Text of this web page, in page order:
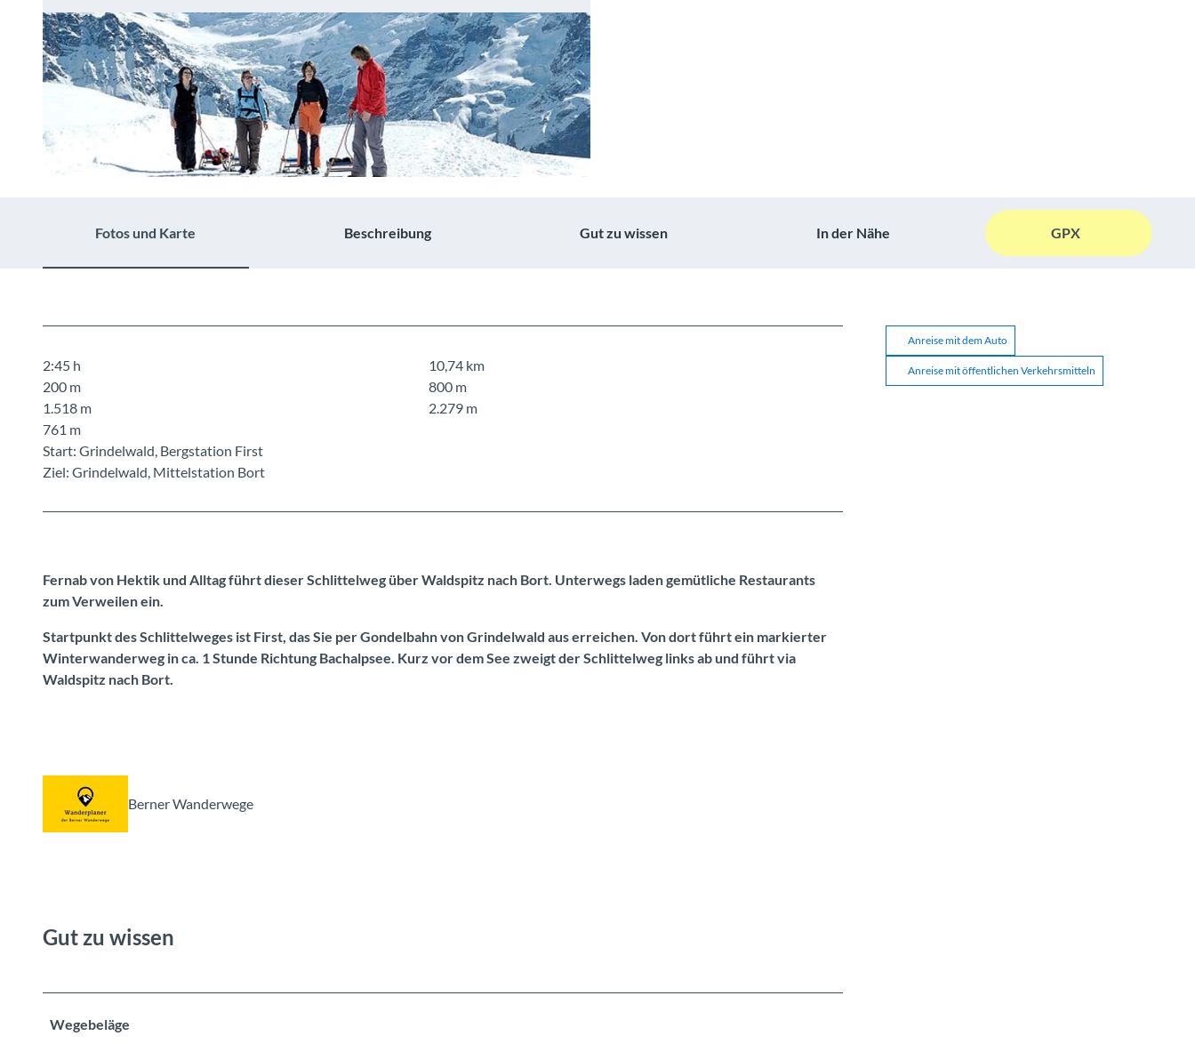
Fotos und Karte Beschreibung Gut zu wissen In der Nähe GPX
2:45 h
10,74 km
200 m
800 m
1.518 m
2.279 m
761 m
Start: Grindelwald, Bergstation First
Ziel: Grindelwald, Mittelstation Bort
Fernab von Hektik und Alltag führt dieser Schlittelweg über Waldspitz nach Bort. Unterwegs laden gemütliche Restaurants
zum Verweilen ein.
Startpunkt des Schlittelweges ist First, das Sie per Gondelbahn von Grindelwald aus erreichen. Von dort führt ein markierter
Winterwanderweg in ca. 1 Stunde Richtung Bachalpsee. Kurz vor dem See zweigt der Schlittelweg links ab und führt via
Waldspitz nach Bort.
Berner Wanderwege
Gut zu wissen
Wegebeläge
Anreise mit dem Auto
Anreise mit öffentlichen Verkehrsmitteln